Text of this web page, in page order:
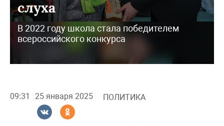
слуха
В 2022 году школа стала победителем
всероссийского конкурса
09:31 25 января 2025 ПОЛИТИКА